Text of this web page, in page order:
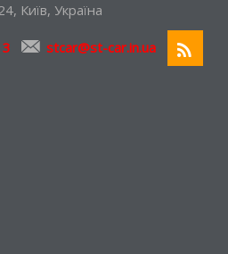
Київ, Україна
stcar@st-car.in.ua